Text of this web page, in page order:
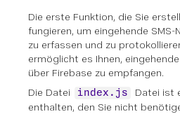
Die erste Funktion, die Sie
fungieren, um eingehende
zu erfassen und zu
ermöglicht es Ihnen,
über Firebase zu empfangen.
Die Datei
index.js
Datei ist
enthalten, den Sie nicht